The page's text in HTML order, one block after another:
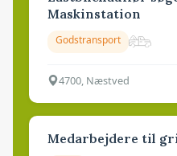
Maskinstation
Godstransport
4700, Næstved
Medarbejdere til